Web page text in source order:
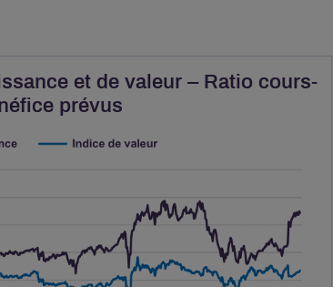
et de valeur – Ratio cours-
prévus